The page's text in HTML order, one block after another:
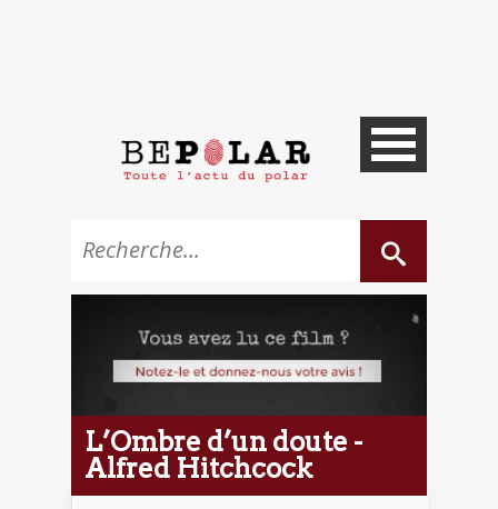
L’Ombre d’un doute -
Alfred Hitchcock